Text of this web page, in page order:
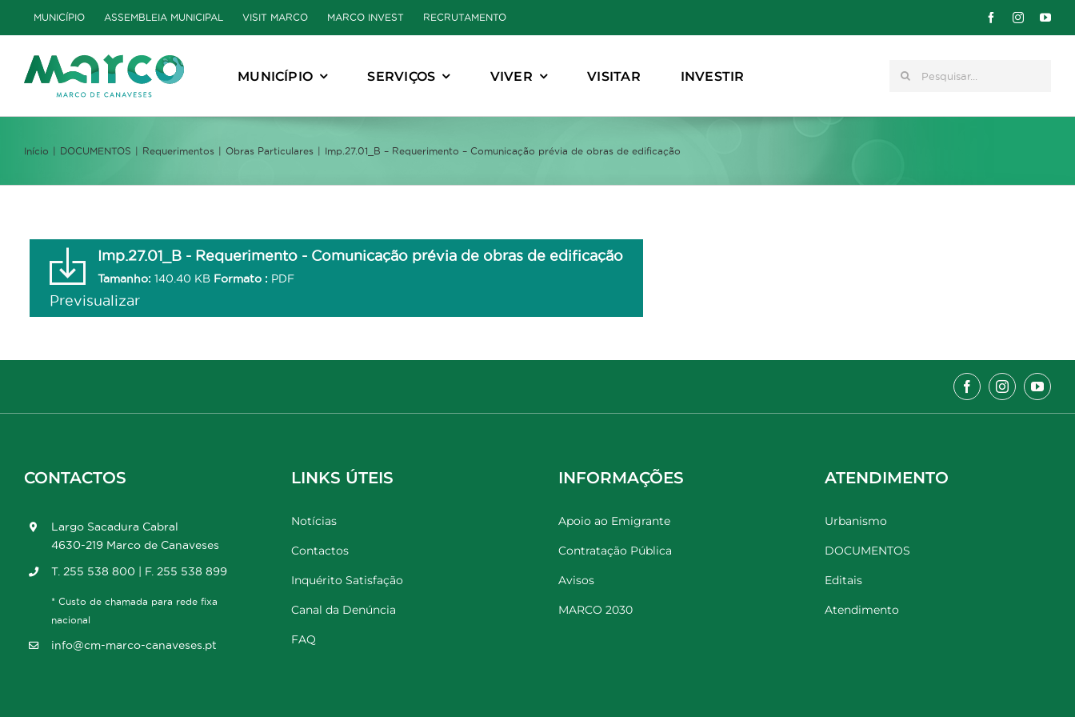
to
content
MUNICÍPIO ASSEMBLEIA MUNICIPAL VISIT MARCO MARCO INVEST RECRUTAMENTO
MUNICÍPIO SERVIÇOS VIVER VISITAR INVESTIR Pesquisar
Início DOCUMENTOS Requerimentos Obras Particulares Imp.27.01_B – Requerimento – Comunicação prévia de obras de edificação
Imp.27.01_B - Requerimento - Comunicação prévia de obras de edificação
Tamanho: 140.40 KB Formato : PDF
Previsualizar
CONTACTOS
Largo Sacadura Cabral
4630-219 Marco de Canaveses
T. 255 538 800 | F. 255 538 899
* Custo de chamada para rede fixa
nacional
info@cm-marco-canaveses.pt
LINKS ÚTEIS
Notícias
Contactos
Inquérito Satisfação
Canal da Denúncia
FAQ
INFORMAÇÕES
Apoio ao Emigrante
Contratação Pública
Avisos
MARCO 2030
ATENDIMENTO
Urbanismo
DOCUMENTOS
Editais
Atendimento